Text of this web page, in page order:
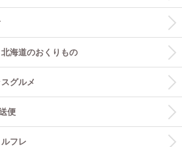
海道のおくりもの
グルメ
便
フレ